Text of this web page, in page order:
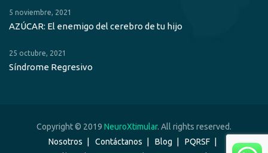
5 noviembre, 2021
AZÚCAR: El enemigo del cerebro de tu hijo
25 octubre, 2021
Síndrome Regresivo
Copyright © 2019 NeuroXtimular. All rights reserved.
Nosotros
Contáctanos Blog
PQRSF